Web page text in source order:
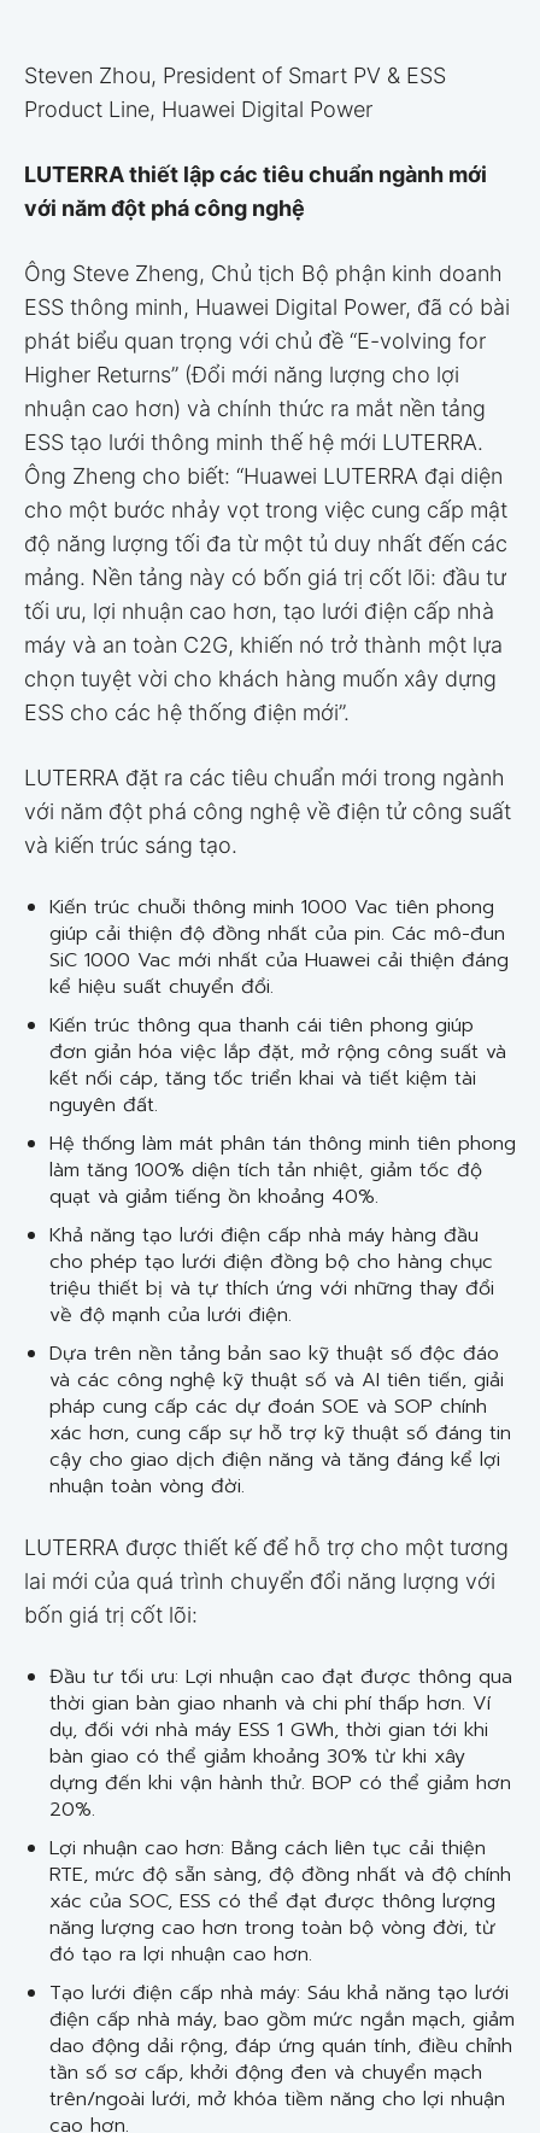
Steven Zhou, President of Smart PV & ESS
Product Line, Huawei Digital Power
LUTERRA thiết lập các tiêu chuẩn ngành mới
với năm đột phá công nghệ
Ông Steve Zheng, Chủ tịch Bộ phận kinh doanh
ESS thông minh, Huawei Digital Power, đã có bài
phát biểu quan trọng với chủ đề “E-volving for
Higher Returns” (Đổi mới năng lượng cho lợi
nhuận cao hơn) và chính thức ra mắt nền tảng
ESS tạo lưới thông minh thế hệ mới LUTERRA.
Ông Zheng cho biết: “Huawei LUTERRA đại diện
cho một bước nhảy vọt trong việc cung cấp mật
độ năng lượng tối đa từ một tủ duy nhất đến các
mảng. Nền tảng này có bốn giá trị cốt lõi: đầu tư
tối ưu, lợi nhuận cao hơn, tạo lưới điện cấp nhà
máy và an toàn C2G, khiến nó trở thành một lựa
chọn tuyệt vời cho khách hàng muốn xây dựng
ESS cho các hệ thống điện mới”.
LUTERRA đặt ra các tiêu chuẩn mới trong ngành
với năm đột phá công nghệ về điện tử công suất
và kiến trúc sáng tạo.
Kiến trúc chuỗi thông minh 1000 Vac tiên phong
giúp cải thiện độ đồng nhất của pin. Các mô-đun
SiC 1000 Vac mới nhất của Huawei cải thiện đáng
kể hiệu suất chuyển đổi.
Kiến trúc thông qua thanh cái tiên phong giúp
đơn giản hóa việc lắp đặt, mở rộng công suất và
kết nối cáp, tăng tốc triển khai và tiết kiệm tài
nguyên đất.
Hệ thống làm mát phân tán thông minh tiên phong
làm tăng 100% diện tích tản nhiệt, giảm tốc độ
quạt và giảm tiếng ồn khoảng 40%.
Khả năng tạo lưới điện cấp nhà máy hàng đầu
cho phép tạo lưới điện đồng bộ cho hàng chục
triệu thiết bị và tự thích ứng với những thay đổi
về độ mạnh của lưới điện.
Dựa trên nền tảng bản sao kỹ thuật số độc đáo
và các công nghệ kỹ thuật số và AI tiên tiến, giải
pháp cung cấp các dự đoán SOE và SOP chính
xác hơn, cung cấp sự hỗ trợ kỹ thuật số đáng tin
cậy cho giao dịch điện năng và tăng đáng kể lợi
nhuận toàn vòng đời.
LUTERRA được thiết kế để hỗ trợ cho một tương
lai mới của quá trình chuyển đổi năng lượng với
bốn giá trị cốt lõi:
Đầu tư tối ưu: Lợi nhuận cao đạt được thông qua
thời gian bàn giao nhanh và chi phí thấp hơn. Ví
dụ, đối với nhà máy ESS 1 GWh, thời gian tới khi
bàn giao có thể giảm khoảng 30% từ khi xây
dựng đến khi vận hành thử. BOP có thể giảm hơn
20%.
Lợi nhuận cao hơn: Bằng cách liên tục cải thiện
RTE, mức độ sẵn sàng, độ đồng nhất và độ chính
xác của SOC, ESS có thể đạt được thông lượng
năng lượng cao hơn trong toàn bộ vòng đời, từ
đó tạo ra lợi nhuận cao hơn.
Tạo lưới điện cấp nhà máy: Sáu khả năng tạo lưới
điện cấp nhà máy, bao gồm mức ngắn mạch, giảm
dao động dải rộng, đáp ứng quán tính, điều chỉnh
tần số sơ cấp, khởi động đen và chuyển mạch
trên/ngoài lưới, mở khóa tiềm năng cho lợi nhuận
cao hơn.